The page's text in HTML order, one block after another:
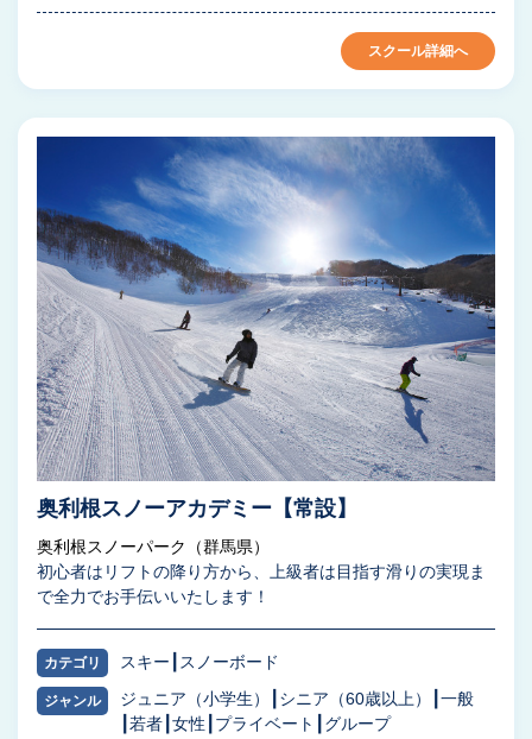
スクール詳細へ
奥利根スノーアカデミー【常設】
奥利根スノーパーク（群馬県）
初心者はリフトの降り方から、上級者は目指す滑りの実現ま
で全力でお手伝いいたします！
カテゴリ スキー スノーボード
ジャンル ジュニア（小学生） シニア（60歳以上）
一般
若者 女性 プライベート グループ